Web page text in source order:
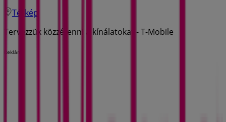
Térkép
Tervezzük közzétenni a kínálatokat - T-Mobile
Reklám